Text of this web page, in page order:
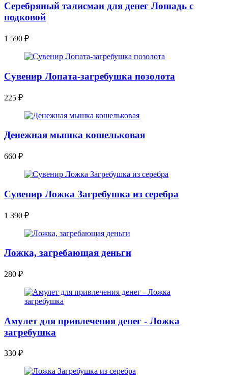
Серебряный талисман для денег Лошадь с
подковой
1 590 ₽
Сувенир Лопата-загребушка позолота
225 ₽
Денежная мышка кошельковая
660 ₽
Сувенир Ложка Загребушка из серебра
1 390 ₽
Ложка, загребающая деньги
280 ₽
Амулет для привлечения денег - Ложка
загребушка
330 ₽